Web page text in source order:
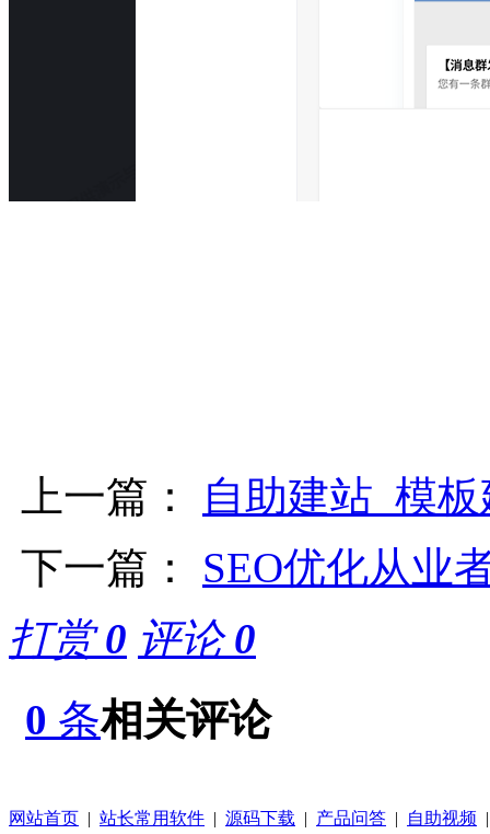
上一篇：
自助建站_模
下一篇： SEO优化从业
打赏0 评论0
0 条相关评论
网站首页 | 站长常用软件 | 源码下载 | 产品问答 | 自助视频